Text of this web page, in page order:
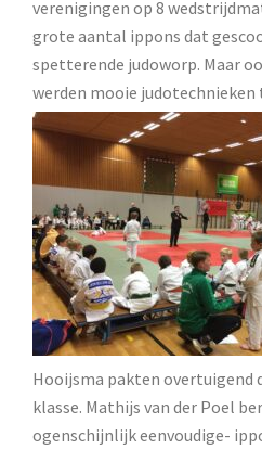
verenigingen op 8
grote aantal ippons dat
spetterende judoworp. Maar
werden mooie judotechnieken
Hooijsma pakten overtuigend
klasse. Mathijs van der Poel
ogenschijnlijk eenvoudige-